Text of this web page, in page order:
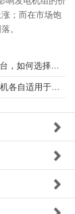
；而在市场饱
。
上一篇 : 200千瓦柴油发电机多少钱一台，如何选择柴油发电机？
下一篇 : 20kW、250kW和300kW发电机各自适用于不同的应用场景